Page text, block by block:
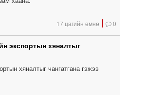
17 цагийн өмнө 0
экспортын хяналтыг
хяналтыг чангатгана гэжээ